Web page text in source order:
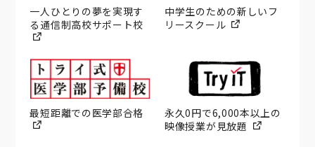
一人ひとりの夢を実現す
る通信制高校サポート校
中学生のための新しいフ
リースクール
最短距離での医学部合格
永久0円で6,000本以上の
映像授業が見放題